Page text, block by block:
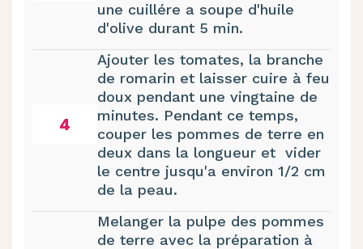
une cuillére a soupe d'huile
d'olive durant 5 min.
4
Ajouter les tomates, la branche
de romarin et laisser cuire à feu
doux pendant une vingtaine de
minutes. Pendant ce temps,
couper les pommes de terre en
deux dans la longueur et vider
le centre jusqu'a environ 1/2 cm
de la peau.
Melanger la pulpe des pommes
de terre avec la préparation à